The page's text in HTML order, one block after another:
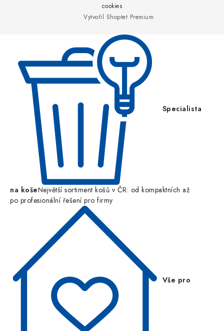
Vytvořil Shoptet Premium
cookies
Specialista
na košeNejvětší sortiment košů v ČR: od kompaktních až
po profesionální řešení pro firmy
Vše pro